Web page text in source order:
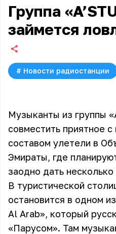
Группа
займется
# Новости радиостанции
Музыканты из группы
совместить приятное
составом улетели в
Эмираты, где
заодно дать
В туристической
остановится в одном
Al Arab», который
«Парусом». Там